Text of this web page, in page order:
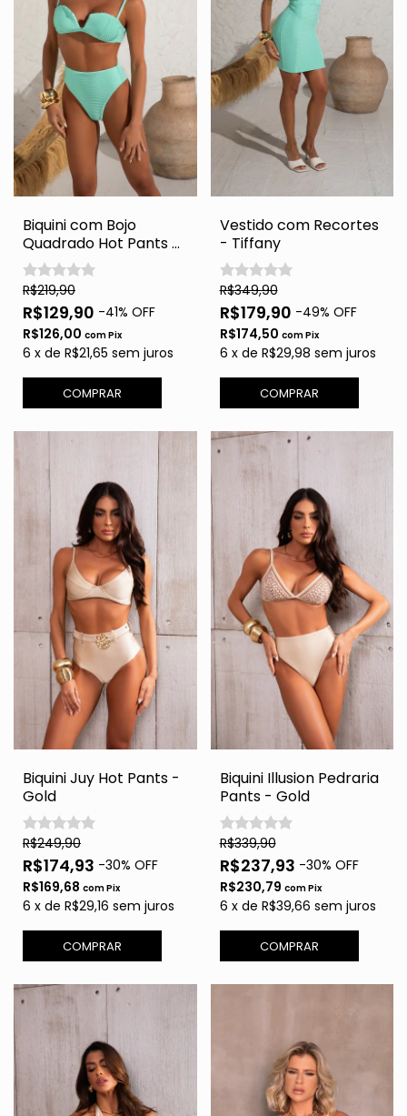
Biquini com Bojo
Quadrado Hot Pants -
Tiffany
R$219,90
R$129,90 -41% OFF
R$126,00 comPix
6 x de R$21,65 sem juros
COMPRAR
Vestido com Recortes
- Tiffany
R$349,90
R$179,90 -49% OFF
R$174,50 comPix
6 x de R$29,98 sem juros
COMPRAR
Biquini Juy Hot Pants -
Gold
R$249,90
R$174,93 -30% OFF
R$169,68 comPix
6 x de R$29,16 sem juros
COMPRAR
Biquini Illusion Pedraria
Pants - Gold
R$339,90
R$237,93 -30% OFF
R$230,79 comPix
6 x de R$39,66 sem juros
COMPRAR